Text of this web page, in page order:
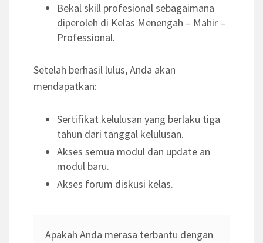
Bekal skill profesional sebagaimana
diperoleh di Kelas Menengah – Mahir –
Professional.
Setelah berhasil lulus, Anda akan
mendapatkan:
Sertifikat kelulusan yang berlaku tiga
tahun dari tanggal kelulusan.
Akses semua modul dan update an
modul baru.
Akses forum diskusi kelas.
Apakah Anda merasa terbantu dengan